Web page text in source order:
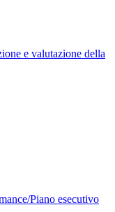
e valutazione della
Piano esecutivo